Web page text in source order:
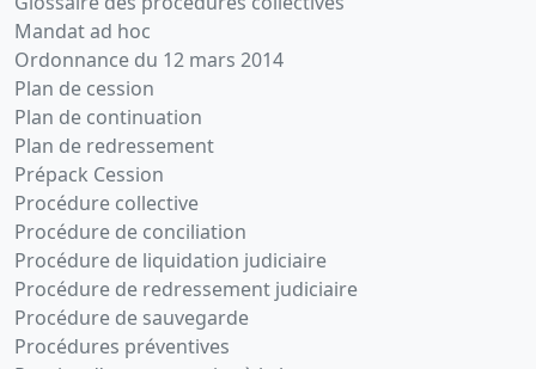
Mandat ad hoc
Ordonnance du 12 mars 2014
Plan de cession
Plan de continuation
Plan de redressement
Prépack Cession
Procédure collective
Procédure de conciliation
Procédure de liquidation judiciaire
Procédure de redressement judiciaire
Procédure de sauvegarde
Procédures préventives